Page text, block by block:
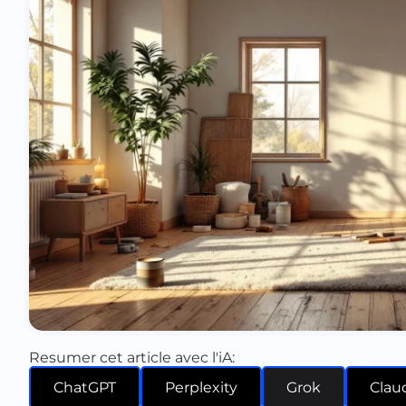
Resumer cet article avec l'iA:
ChatGPT
Perplexity Grok